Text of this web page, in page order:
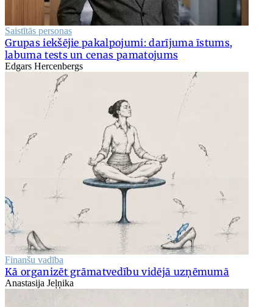
Saistītās personas
Grupas iekšējie pakalpojumi: darījuma īstums,
labuma tests un cenas pamatojums
Edgars Hercenbergs
Finanšu vadība
Kā organizēt grāmatvedību vidējā uzņēmumā
Anastasija Jeļņika